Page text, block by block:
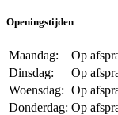
Openingstijden
Maandag:
Op
Dinsdag:
Op
Woensdag: Op
Donderdag: Op